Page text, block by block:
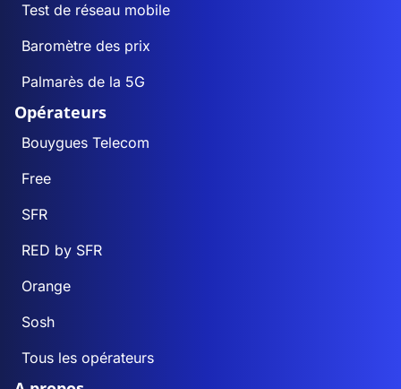
Test de réseau mobile
Baromètre des prix
Palmarès de la 5G
Opérateurs
Bouygues Telecom
Free
SFR
RED by SFR
Orange
Sosh
Tous les opérateurs